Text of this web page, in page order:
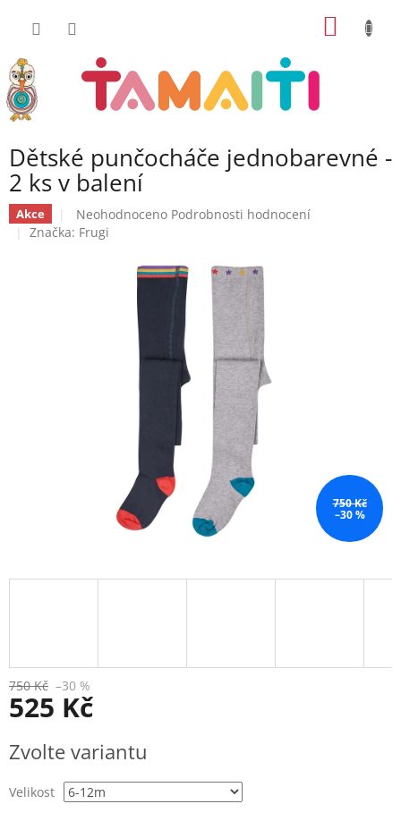
Dětské punčocháče jednobarevné -
2 ks v balení
Akce
Průměrné
hodnocení
Neohodnoceno Podrobnosti hodnocení
Značka: Frugi
750 Kč
–30 %
750 Kč –30 %
525 Kč
cena:
Zvolte variantu
Velikost